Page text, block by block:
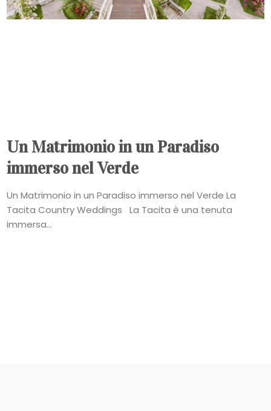
Un Matrimonio in un Paradiso
immerso nel Verde
Un Matrimonio in un Paradiso immerso nel Verde La
Tacita Country Weddings La Tacita è una tenuta
immersa...